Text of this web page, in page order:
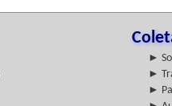
►
►
►